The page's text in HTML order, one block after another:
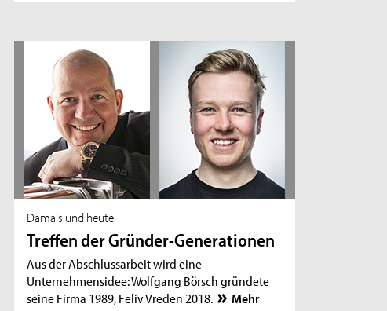
Damals und heute
Treffen der Gründer-Generationen
Aus der Abschlussarbeit wird eine
Unternehmensidee: Wolfgang Börsch gründete
seine Firma 1989, Feliv Vreden 2018.
Mehr